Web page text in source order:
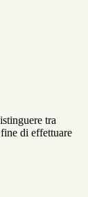
tra
di effettuare